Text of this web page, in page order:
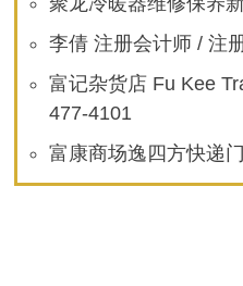
李倩 注册会计师 / 注
富记杂货店 Fu Kee
477-4101
富康商场逸四方快递